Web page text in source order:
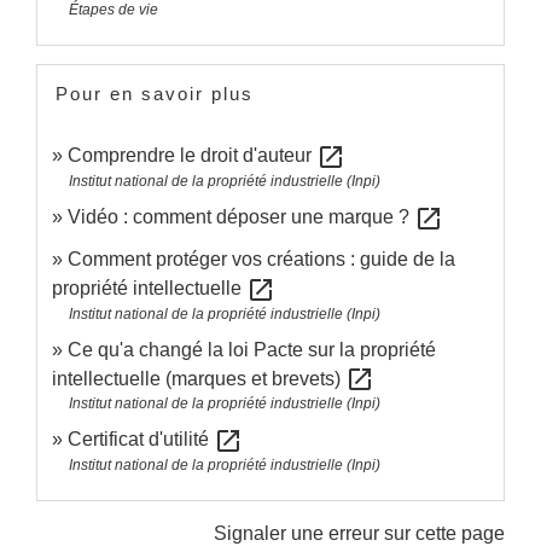
Étapes de vie
Pour en savoir plus
Comprendre le droit d'auteur open_in_new
Institut national de la propriété industrielle (Inpi)
Vidéo : comment déposer une marque ? open_in_new
Comment protéger vos créations : guide de la
propriété intellectuelle open_in_new
Institut national de la propriété industrielle (Inpi)
Ce qu'a changé la loi Pacte sur la propriété
intellectuelle (marques et brevets) open_in_new
Institut national de la propriété industrielle (Inpi)
Certificat d'utilité open_in_new
Institut national de la propriété industrielle (Inpi)
Signaler une erreur sur cette page